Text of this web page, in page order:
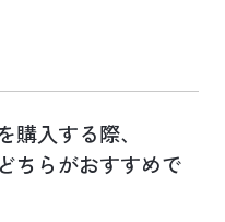
入する際、
ちらがおすすめで